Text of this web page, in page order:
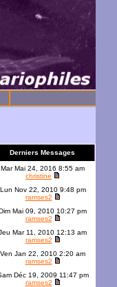
Derniers Messages
Mar Mai 24, 2016 8:55 am
christine
Lun Nov 22, 2010 9:48 pm
ramses2
Mai 09, 2010 10:27 pm
ramses2
Mar 11, 2010 12:13 am
ramses2
Ven Jan 22, 2010 2:20 am
ramses2
Déc 19, 2009 11:47 pm
ramses2